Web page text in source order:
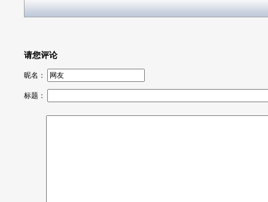
请您评论
昵名：
标题：